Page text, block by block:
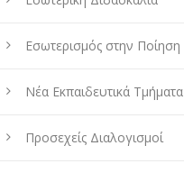
Εσωτερισμός στην Ποίηση
Νέα Εκπαιδευτικά Τμήματα
Προσεχείς Διαλογισμοί